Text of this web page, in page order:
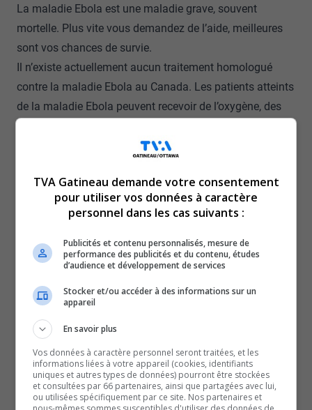
La maladie Ebola est une maladie grave, souvent
mortelle. Plus vite vous demandez de l’aide, meilleures
sont vos chances de survie.
Il n’existe actuellement aucun traitement homologué
contre la maladie Ebola au Canada. Les patients atteints
de la maladie Ebola peuvent recevoir de l’oxygène, des
les aider à gérer leurs symptômes.
montré des résultats positifs pour la maladie Ebola
causée par le virus Ebola. Cependant, aucune utilisation
n’a encore été approuvée au Canada.
Les personnes survivantes peuvent encore présenter des
symptômes pendant de plus longues périodes de
douleurs articulaires;
maux de tête;
douleurs musculaires;
perte auditive;
fatigue;
symptômes psychologiques, notamment :
TVA Gatineau demande votre consentement
pour utiliser vos données à caractère
personnel dans les cas suivants :
Publicités et contenu personnalisés, mesure de
performance des publicités et du contenu, études
d’audience et développement de services
Stocker et/ou accéder à des informations sur un
appareil
En savoir plus
Vos données à caractère personnel seront traitées, et les
informations liées à votre appareil (cookies, identifiants
uniques et autres types de données) pourront être stockées
et consultées par 66 partenaires, ainsi que partagées avec lui,
ou utilisées spécifiquement par ce site. Nos partenaires et